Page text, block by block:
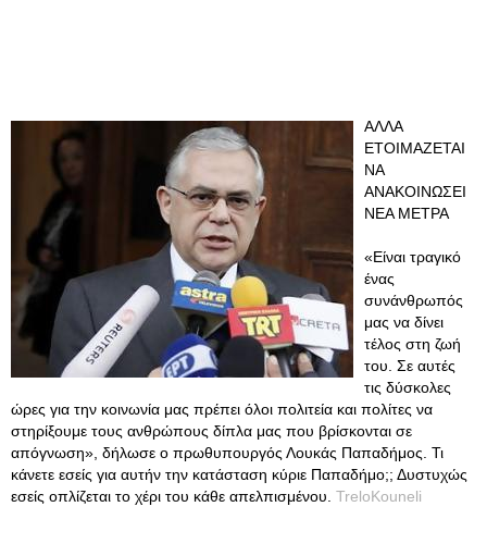
ΑΛΛΑ
ΕΤΟΙΜΑΖΕΤΑΙ
ΝΑ
ΑΝΑΚΟΙΝΩΣΕΙ
ΝΕΑ ΜΕΤΡΑ
«Είναι τραγικό
ένας
συνάνθρωπός
μας να δίνει
τέλος στη ζωή
του. Σε αυτές
τις δύσκολες
ώρες για την κοινωνία μας πρέπει όλοι πολιτεία και πολίτες να
στηρίξουμε τους ανθρώπους δίπλα μας που βρίσκονται σε
απόγνωση», δήλωσε ο πρωθυπουργός Λουκάς Παπαδήμος. Τι
κάνετε εσείς για αυτήν την κατάσταση κύριε Παπαδήμο;; Δυστυχώς
εσείς οπλίζεται το χέρι του κάθε απελπισμένου. TreloKouneli